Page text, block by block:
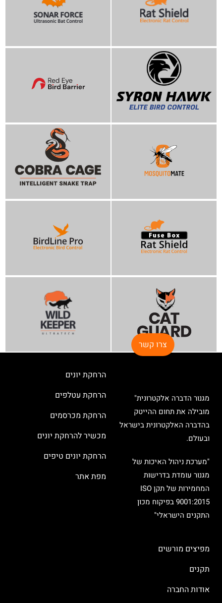
צרו קשר
מגנור הדברה אלקטרונית"
מובילה את תחום ההייטק
בהדברה האלקטרונית בישראל
ובעולם.
"מערכת ניהול האיכות של
מגנור עומדת בדרישות
המחמירות של תקן ISO
9001:2015 בפיקוח מכון
התקנים הישראלי"
הרחקת יונים
הרחקת עטלפים
הרחקת מכרסמים
מכשיר להרחקת יונים
הרחקת יונים טיפים
מפת אתר
מפיצים מורשים
תקנים
אודות החברה